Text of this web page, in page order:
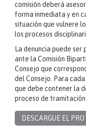
comisión deberá
forma inmediata y en
situación que vulnere
los procesos
La denuncia puede
ante la Comisión
Consejo que
del Consejo. Para
que debe contener la
proceso de
DESCARGUE EL